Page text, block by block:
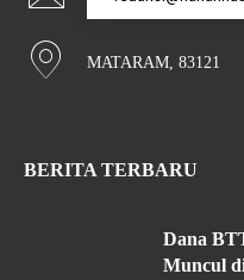
MATARAM, 83121
BERITA TERBARU
Dana
Muncul